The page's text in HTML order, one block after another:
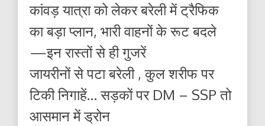
कांवड़ यात्रा को लेकर बरेली में ट्रैफिक
का बड़ा प्लान, भारी वाहनों के रूट बदले
—इन रास्तों से ही गुजरें
जायरीनों से पटा बरेली , कुल शरीफ पर
टिकी निगाहें… सड़कों पर DM – SSP तो
आसमान में ड्रोन